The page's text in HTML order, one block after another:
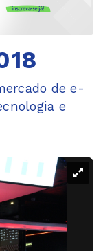
de e-
e